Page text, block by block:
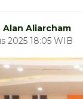
Alan Aliarcham
2025 18:05 WIB